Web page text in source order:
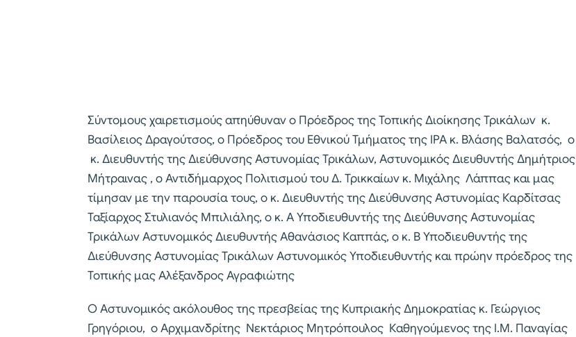
Σύντομους χαιρετισμούς απηύθυναν ο Πρόεδρος της Τοπικής Διοίκησης Τρικάλων κ.
Βασίλειος Δραγούτσος, ο Πρόεδρος του Εθνικού Τμήματος της ΙΡΑ κ. Βλάσης Βαλατσός, ο
κ. Διευθυντής της Διεύθυνσης Αστυνομίας Τρικάλων, Αστυνομικός Διευθυντής Δημήτριος
Μήτραινας , ο Αντιδήμαρχος Πολιτισμού του Δ. Τρικκαίων κ. Μιχάλης Λάππας και μας
τίμησαν με την παρουσία τους, ο κ. Διευθυντής της Διεύθυνσης Αστυνομίας Καρδίτσας
Ταξίαρχος Στυλιανός Μπιλιάλης, ο κ. Α Υποδιευθυντής της Διεύθυνσης Αστυνομίας
Τρικάλων Αστυνομικός Διευθυντής Αθανάσιος Καππάς, ο κ. Β Υποδιευθυντής της
Διεύθυνσης Αστυνομίας Τρικάλων Αστυνομικός Υποδιευθυντής και πρώην πρόεδρος της
Τοπικής μας Αλέξανδρος Αγραφιώτης
Ο Αστυνομικός ακόλουθος της πρεσβείας της Κυπριακής Δημοκρατίας κ. Γεώργιος
Γρηγόριου, ο Αρχιμανδρίτης Νεκτάριος Μητρόπουλος Καθηγούμενος της Ι.Μ. Παναγίας